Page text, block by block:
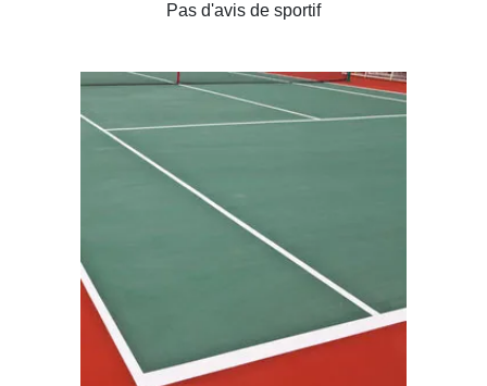
Pas d'avis de sportif